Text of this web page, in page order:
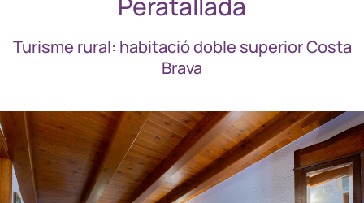
Turisme rural: habitació doble superior Costa
Brava